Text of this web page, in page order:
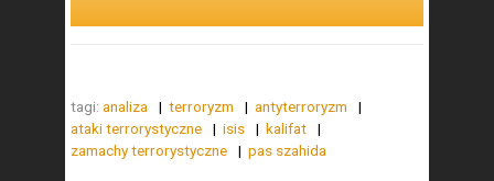
tagi: analiza terroryzm
antyterroryzm
ataki terrorystyczne
isis
kalifat
zamachy terrorystyczne
pas szahida